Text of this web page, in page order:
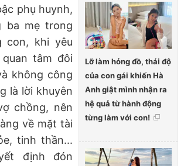
Lỡ làm hỏng đồ, thái độ
của con gái khiến Hà
Anh giật mình nhận ra
hệ quả từ hành động
từng làm với con!
phụ huynh,
ba mẹ trong
con, khi yêu
tâm đôi
không công
là lời khuyên
chồng, nên
về mặt tài
tinh thần...
định đón